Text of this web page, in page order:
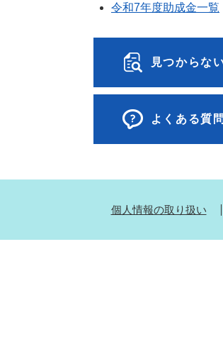
令和7年度助成金一覧
見つからな
よくある質
個人情報の取り扱い